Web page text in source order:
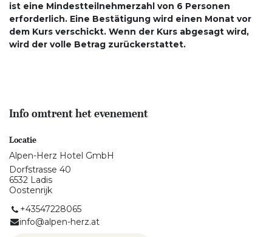
ist eine Mindestteilnehmerzahl von 6 Personen
erforderlich. Eine Bestätigung wird einen Monat vor
dem Kurs verschickt. Wenn der Kurs abgesagt wird,
wird der volle Betrag zurückerstattet.
Info omtrent het evenement
Locatie
Alpen-Herz Hotel GmbH
Dorfstrasse 40
6532 Ladis
Oostenrijk
+43547228065
info@alpen-herz.at